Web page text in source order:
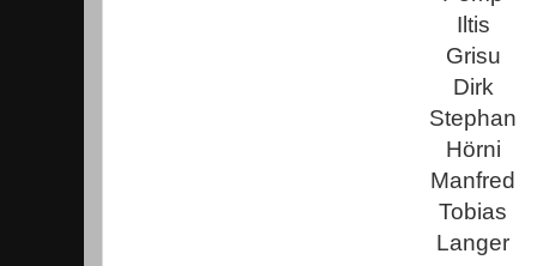
Iltis
Grisu
Dirk
Stephan
Hörni
Manfred
Tobias
Langer